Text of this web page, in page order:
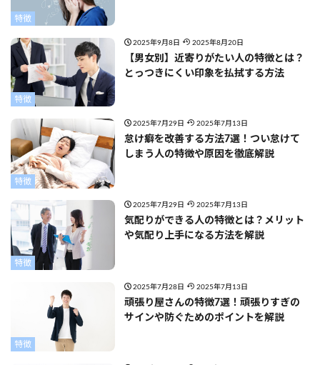
特徴
特徴
2025年9月8日 2025年8月20日
【男女別】近寄りがたい人の特徴とは？
とっつきにくい印象を払拭する方法
特徴
2025年7月29日 2025年7月13日
怠け癖を改善する方法7選！つい怠けて
しまう人の特徴や原因を徹底解説
特徴
2025年7月29日 2025年7月13日
気配りができる人の特徴とは？メリット
や気配り上手になる方法を解説
特徴
2025年7月28日 2025年7月13日
頑張り屋さんの特徴7選！頑張りすぎの
サインや防ぐためのポイントを解説